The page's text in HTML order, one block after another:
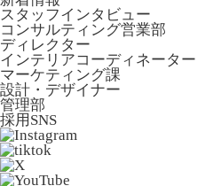
スタッフインタビュー
コンサルティング営業部
ディレクター
インテリアコーディネーター
マーケティング課
設計・デザイナー
管理部
採用SNS